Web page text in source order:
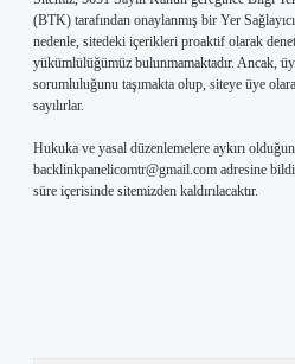
(BTK) tarafından onaylanmış bir Yer
nedenle, sitedeki içerikleri proaktif olarak
yükümlülüğümüz bulunmamaktadır. Ancak,
sorumluluğunu taşımakta olup, siteye üye
sayılırlar.
Hukuka ve yasal düzenlemelere aykırı
backlinkpanelicomtr@gmail.com adresine
süre içerisinde sitemizden kaldırılacaktır.